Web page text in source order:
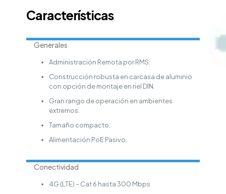
Características
Generales
Administración Remota por RMS.
Construcción robusta en carcasa de aluminio
con opción de montaje en riel DIN.
Gran rango de operación en ambientes
extremos.
Tamaño compacto.
Alimentación PoE Pasivo.
Conectividad
4G (LTE) – Cat 6 hasta 300 Mbps